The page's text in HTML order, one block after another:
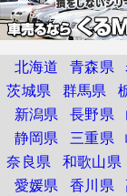
北海道 青森県
茨城県
群馬県
新潟県
長野県
静岡県
三重県
奈良県
和歌山県
愛媛県
香川県